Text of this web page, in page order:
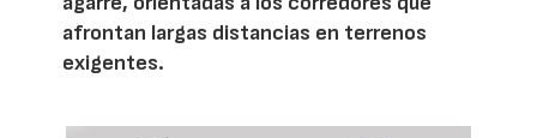
afrontan largas distancias en terrenos
exigentes.